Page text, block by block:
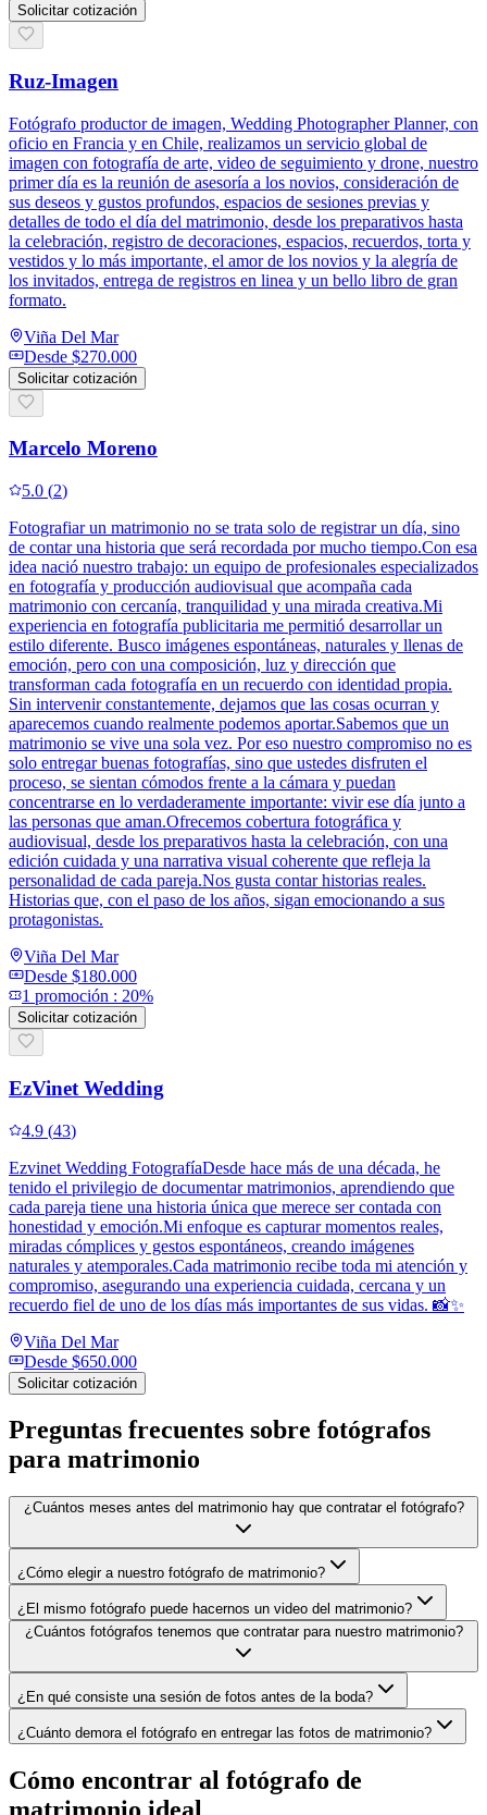
Solicitar cotización
Ruz-Imagen
Fotógrafo productor de imagen, Wedding Photographer Planner, con
oficio en Francia y en Chile, realizamos un servicio global de
imagen con fotografía de arte, video de seguimiento y drone, nuestro
primer día es la reunión de asesoría a los novios, consideración de
sus deseos y gustos profundos, espacios de sesiones previas y
detalles de todo el día del matrimonio, desde los preparativos hasta
la celebración, registro de decoraciones, espacios, recuerdos, torta y
vestidos y lo más importante, el amor de los novios y la alegría de
los invitados, entrega de registros en linea y un bello libro de gran
formato.
Viña Del Mar
Desde $270.000
Solicitar cotización
Marcelo Moreno
5.0 (2)
Fotografiar un matrimonio no se trata solo de registrar un día, sino
de contar una historia que será recordada por mucho tiempo.Con esa
idea nació nuestro trabajo: un equipo de profesionales especializados
en fotografía y producción audiovisual que acompaña cada
matrimonio con cercanía, tranquilidad y una mirada creativa.Mi
experiencia en fotografía publicitaria me permitió desarrollar un
estilo diferente. Busco imágenes espontáneas, naturales y llenas de
emoción, pero con una composición, luz y dirección que
transforman cada fotografía en un recuerdo con identidad propia.
Sin intervenir constantemente, dejamos que las cosas ocurran y
aparecemos cuando realmente podemos aportar.Sabemos que un
matrimonio se vive una sola vez. Por eso nuestro compromiso no es
solo entregar buenas fotografías, sino que ustedes disfruten el
proceso, se sientan cómodos frente a la cámara y puedan
concentrarse en lo verdaderamente importante: vivir ese día junto a
las personas que aman.Ofrecemos cobertura fotográfica y
audiovisual, desde los preparativos hasta la celebración, con una
edición cuidada y una narrativa visual coherente que refleja la
personalidad de cada pareja.Nos gusta contar historias reales.
Historias que, con el paso de los años, sigan emocionando a sus
protagonistas.
Viña Del Mar
Desde $180.000
1 promoción : 20%
Solicitar cotización
EzVinet Wedding
4.9 (43)
Ezvinet Wedding FotografíaDesde hace más de una década, he
tenido el privilegio de documentar matrimonios, aprendiendo que
cada pareja tiene una historia única que merece ser contada con
honestidad y emoción.Mi enfoque es capturar momentos reales,
miradas cómplices y gestos espontáneos, creando imágenes
naturales y atemporales.Cada matrimonio recibe toda mi atención y
compromiso, asegurando una experiencia cuidada, cercana y un
recuerdo fiel de uno de los días más importantes de sus vidas. 📸✨
Viña Del Mar
Desde $650.000
Solicitar cotización
Preguntas frecuentes sobre fotógrafos
para matrimonio
¿Cuántos meses antes del matrimonio hay que contratar el fotógrafo?
¿Cómo elegir a nuestro fotógrafo de matrimonio?
¿El mismo fotógrafo puede hacernos un video del matrimonio?
¿Cuántos fotógrafos tenemos que contratar para nuestro matrimonio?
¿En qué consiste una sesión de fotos antes de la boda?
¿Cuánto demora el fotógrafo en entregar las fotos de matrimonio?
Cómo encontrar al fotógrafo de